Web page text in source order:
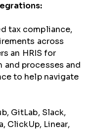
tax compliance,
across
an HRIS for
processes and
to help navigate
GitLab, Slack,
ClickUp, Linear,